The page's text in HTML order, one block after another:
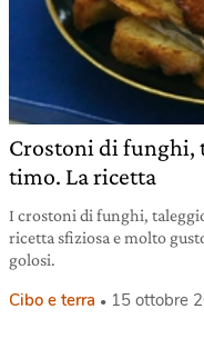
Crostoni di funghi,
timo. La ricetta
I crostoni di funghi,
ricetta sfiziosa e molto
golosi.
Cibo e terra 15 ottobre